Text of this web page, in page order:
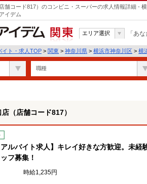
舗コード817）のコンビニ・スーパーの求人情報詳細 -
イデム
関東
エリア選択 「あ
イト・求人TOP > 関東 > 神奈川県 > 横浜市神奈川区 > 横
職種
（店舗コード817）
アルバイト求人】キレイ好きな方歓迎。未経
フ募集！
時給1,235円